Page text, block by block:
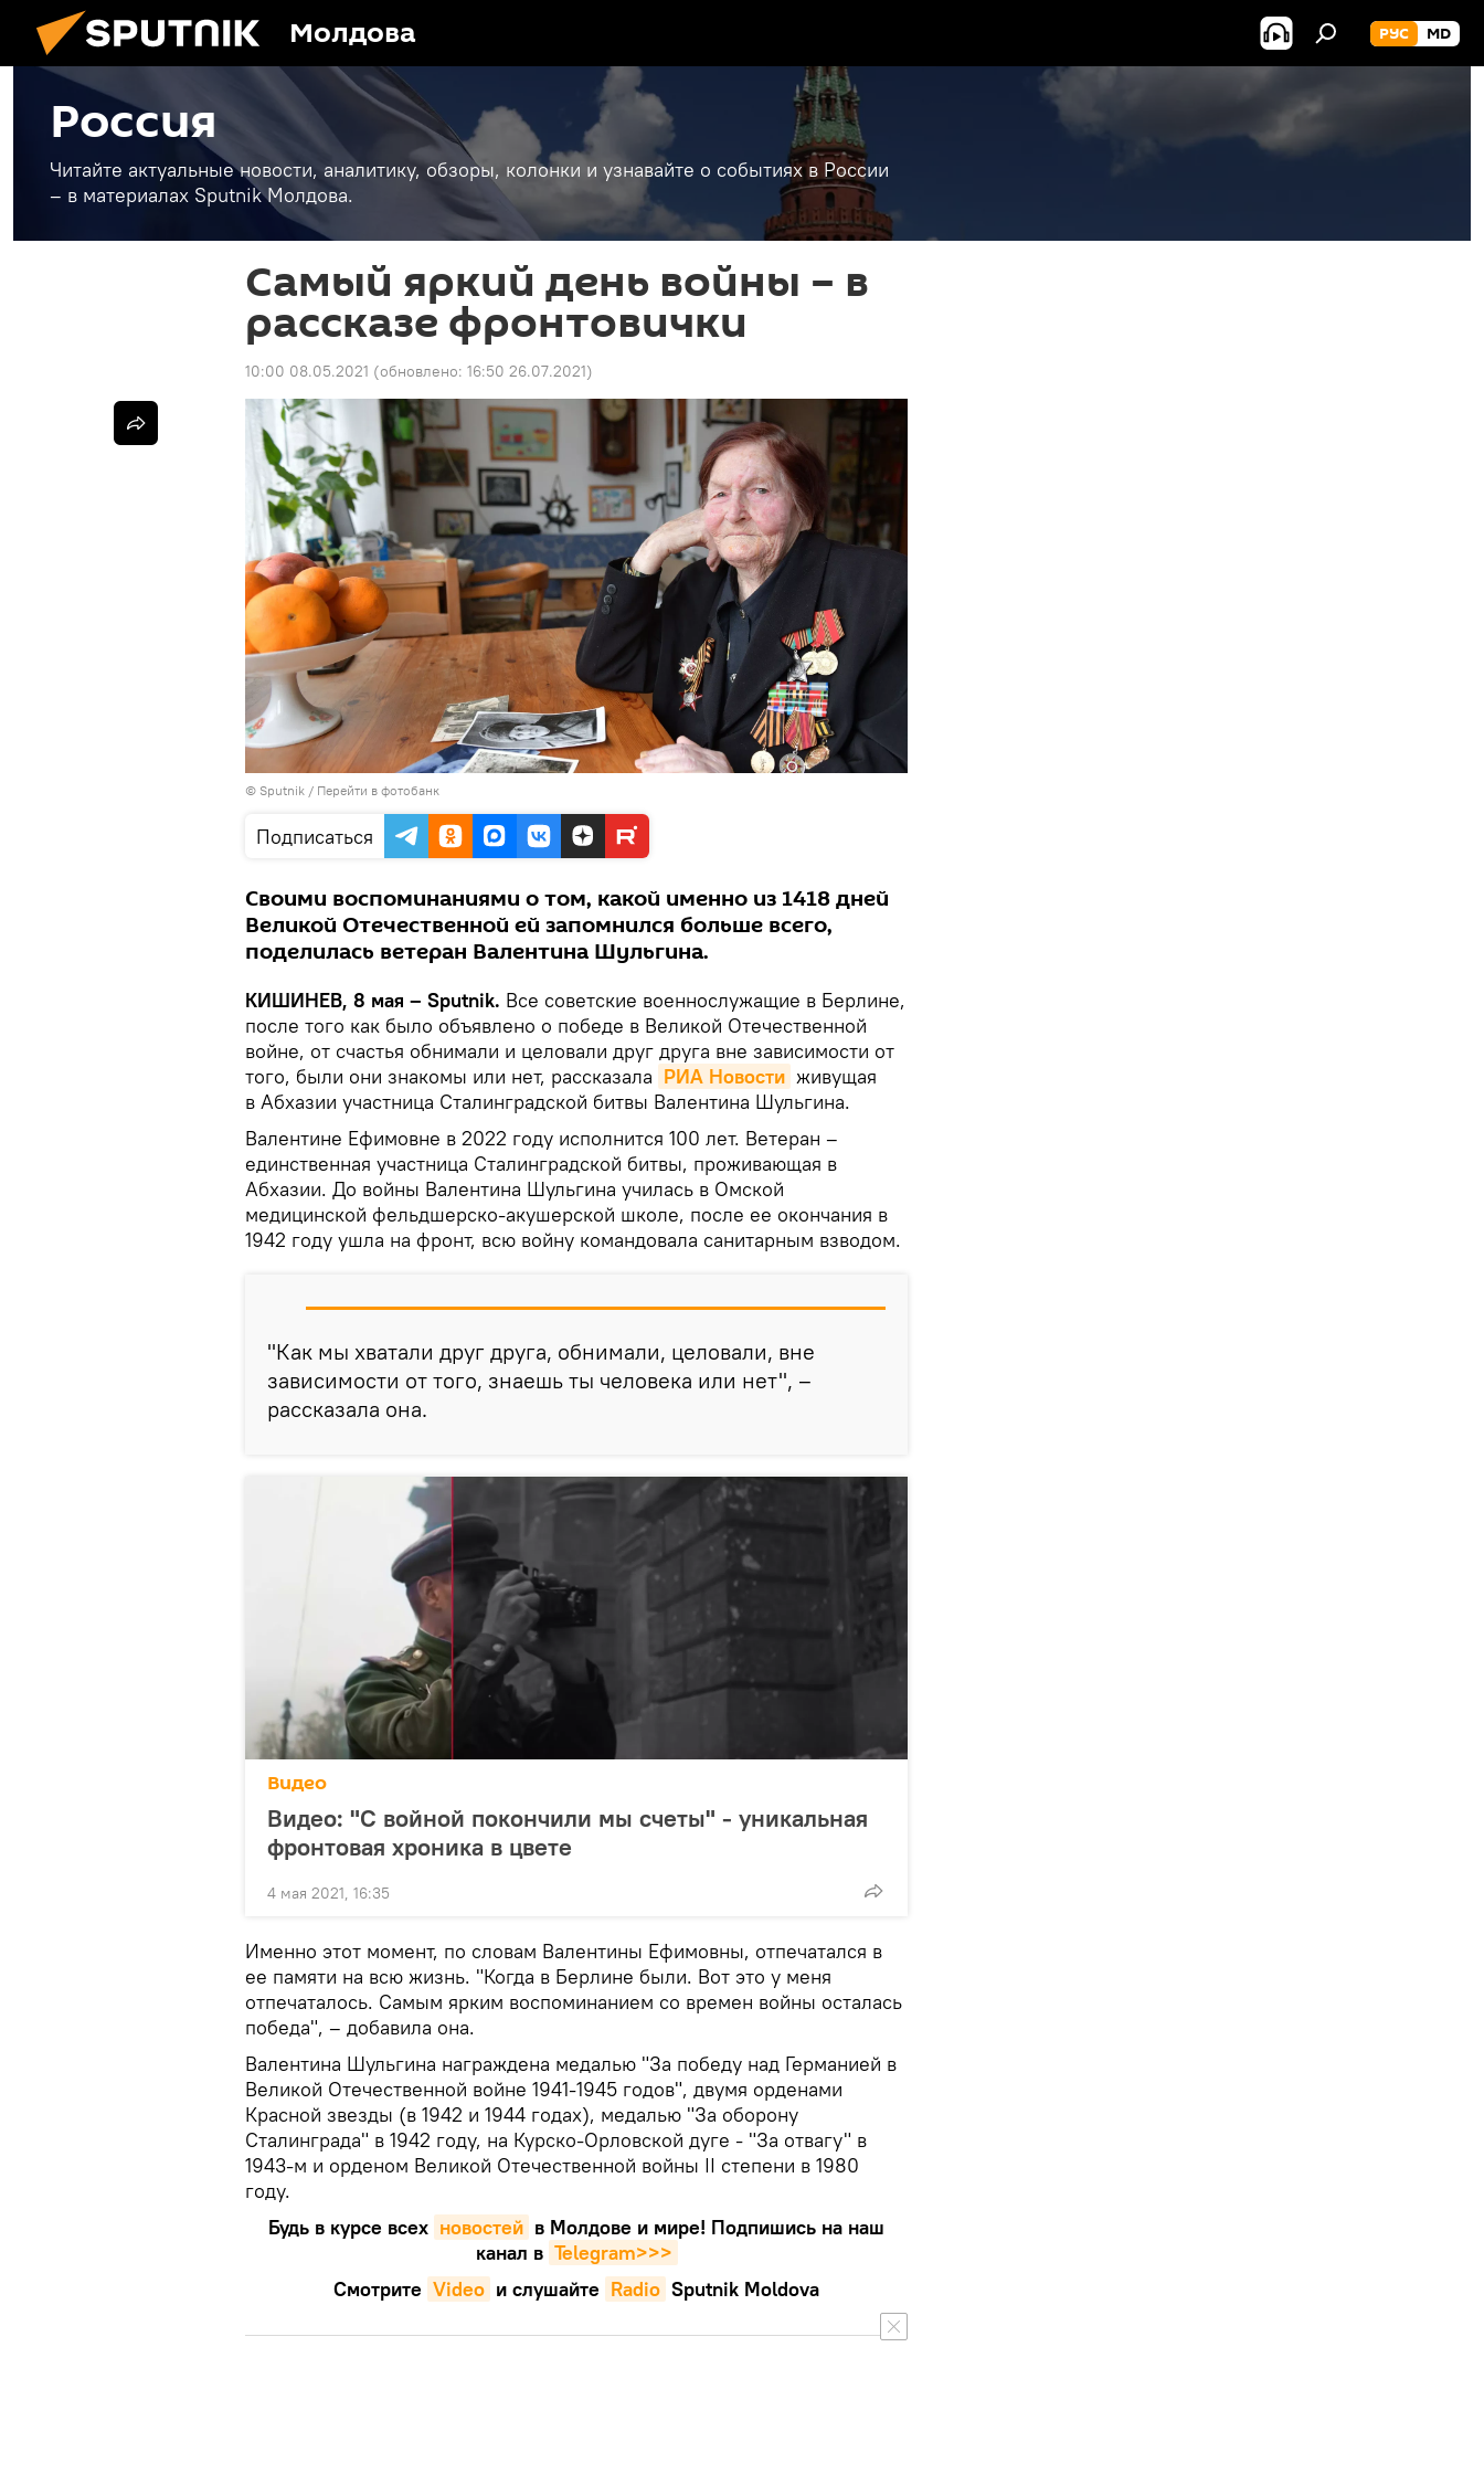
Молдова РУС MD
Россия
Читайте актуальные новости, аналитику, обзоры, колонки и узнавайте о событиях в России
– в материалах Sputnik Молдова.
Самый яркий день войны – в
рассказе фронтовички
10:00 08.05.2021 (обновлено: 16:50 26.07.2021)
© Sputnik / Перейти в фотобанк
Подписаться
Своими воспоминаниями о том, какой именно из 1418 дней
Великой Отечественной ей запомнился больше всего,
поделилась ветеран Валентина Шульгина.
КИШИНЕВ, 8 мая – Sputnik. Все советские военнослужащие в Берлине,
после того как было объявлено о победе в Великой Отечественной
войне, от счастья обнимали и целовали друг друга вне зависимости от
того, были они знакомы или нет, рассказала РИА Новости живущая
в Абхазии участница Сталинградской битвы Валентина Шульгина.
Валентине Ефимовне в 2022 году исполнится 100 лет. Ветеран –
единственная участница Сталинградской битвы, проживающая в
Абхазии. До войны Валентина Шульгина училась в Омской
медицинской фельдшерско-акушерской школе, после ее окончания в
1942 году ушла на фронт, всю войну командовала санитарным взводом.
"Как мы хватали друг друга, обнимали, целовали, вне
зависимости от того, знаешь ты человека или нет", –
рассказала она.
Видео
Видео: "С войной покончили мы счеты" - уникальная
фронтовая хроника в цвете
4 мая 2021, 16:35
Именно этот момент, по словам Валентины Ефимовны, отпечатался в
ее памяти на всю жизнь. "Когда в Берлине были. Вот это у меня
отпечаталось. Самым ярким воспоминанием со времен войны осталась
победа", – добавила она.
Валентина Шульгина награждена медалью "За победу над Германией в
Великой Отечественной войне 1941-1945 годов", двумя орденами
Красной звезды (в 1942 и 1944 годах), медалью "За оборону
Сталинграда" в 1942 году, на Курско-Орловской дуге - "За отвагу" в
1943-м и орденом Великой Отечественной войны II степени в 1980
году.
Будь в курсе всех новостей в Молдове и мире! Подпишись на наш
канал в Telegram>>>
Смотрите Video и слушайте Radio Sputnik Moldova